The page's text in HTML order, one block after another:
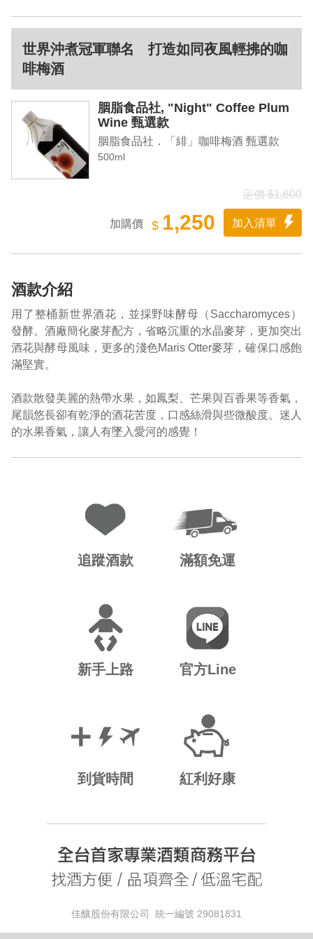
世界沖煮冠軍聯名 打造如同夜風輕拂的咖
啡梅酒
胭脂食品社, "Night" Coffee Plum
Wine 甄選款
胭脂食品社．「緋」咖啡梅酒 甄選款
500ml
定價 $1,600
$ 1,250 加入清單
加購價
酒款介紹
用了整桶新世界酒花，並採野味酵母（Saccharomyces）
發酵。酒廠簡化麥芽配方，省略沉重的水晶麥芽，更加突出
酒花與酵母風味，更多的淺色Maris Otter麥芽，確保口感飽
滿堅實。
酒款散發美麗的熱帶水果，如鳳梨、芒果與百香果等香氣，
尾韻悠長卻有乾淨的酒花苦度，口感絲滑與些微酸度。迷人
的水果香氣，讓人有墜入愛河的感覺！
追蹤酒款 滿額免運
新手上路 官方Line
到貨時間 紅利好康
佳釀股份有限公司 統一編號 29081831